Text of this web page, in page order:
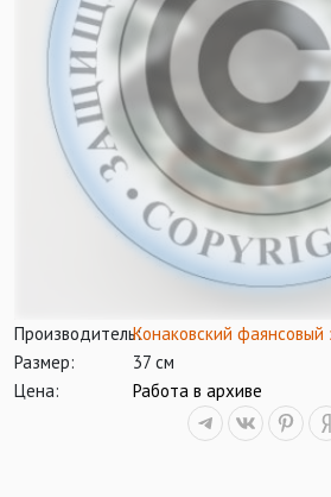
Производитель:Конаковский фаянсовый
Размер:
37 см
Цена:
Работа в архиве